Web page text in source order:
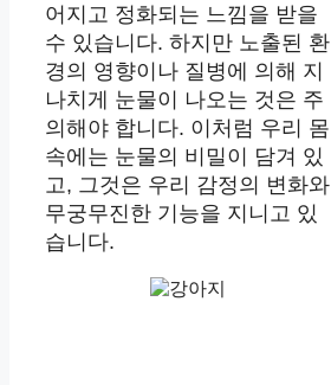
어지고 정화되는 느낌을 받을
수 있습니다. 하지만 노출된 환
경의 영향이나 질병에 의해 지
나치게 눈물이 나오는 것은 주
의해야 합니다. 이처럼 우리 몸
속에는 눈물의 비밀이 담겨 있
고, 그것은 우리 감정의 변화와
무궁무진한 기능을 지니고 있
습니다.